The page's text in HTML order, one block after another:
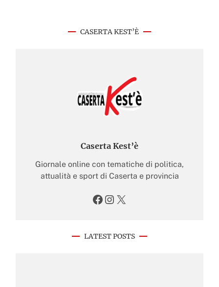
CASERTA KEST’È
Caserta Kest’è
Giornale online con tematiche di politica,
attualità e sport di Caserta e provincia
Facebook Instagram X
LATEST POSTS